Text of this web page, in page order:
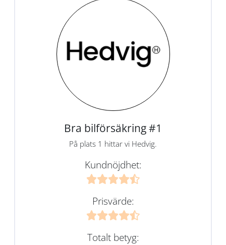
Bra bilförsäkring #1
På plats 1 hittar vi Hedvig.
Kundnöjdhet:
Prisvärde:
Totalt betyg: